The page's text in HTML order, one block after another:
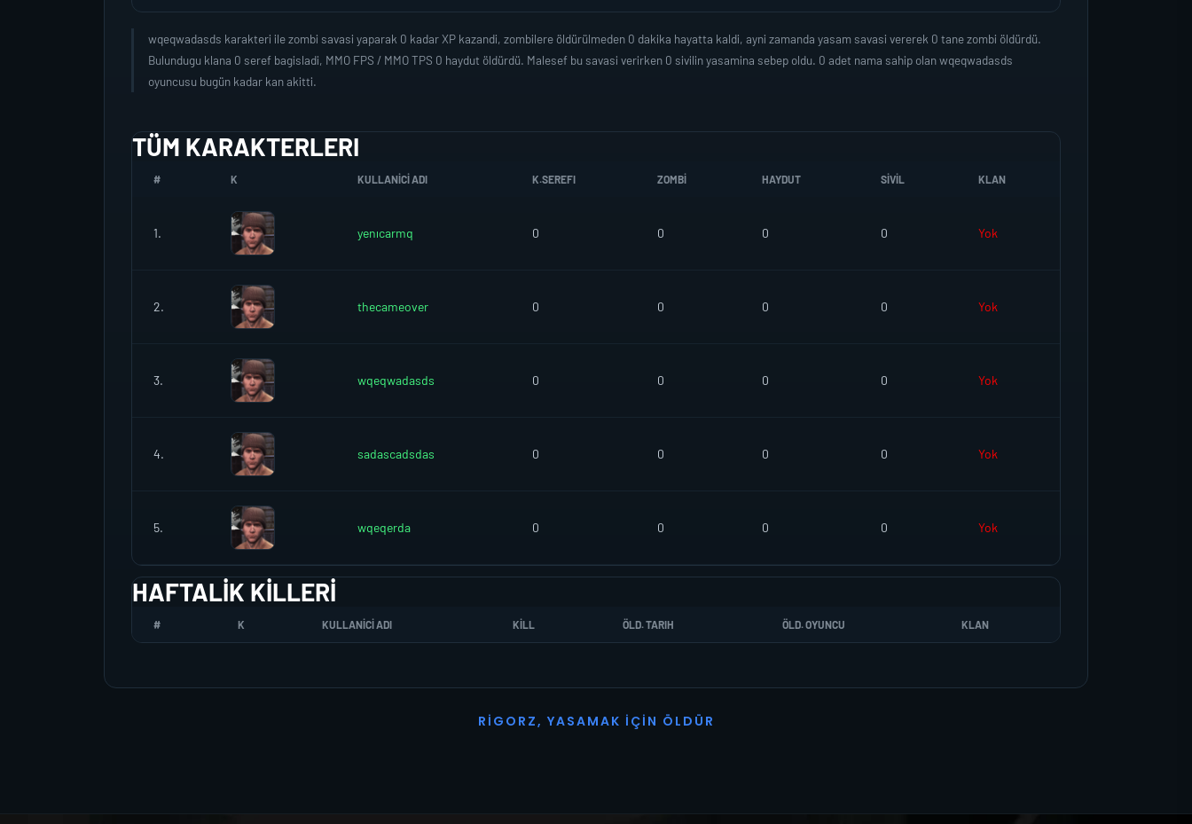
wqeqwadasds karakteri ile zombi savasi yaparak 0 kadar XP kazandi, zombilere öldürülmeden 0 dakika hayatta kaldi, ayni zamanda yasam savasi vererek 0 tane zombi öldürdü.
Bulundugu klana 0 seref bagisladi, MMO FPS / MMO TPS 0 haydut öldürdü. Malesef bu savasi verirken 0 sivilin yasamina sebep oldu. 0 adet nama sahip olan wqeqwadasds
oyuncusu bugün kadar kan akitti.
TÜM KARAKTERLERI
# K KULLANICI ADI K.SEREFI ZOMBI HAYDUT SIVIL KLAN
1. yenıcarmq 0 0 0 0 Yok
2. thecameover 0 0 0 0 Yok
3. wqeqwadasds 0 0 0 0 Yok
4. sadascadsdas 0 0 0 0 Yok
5. wqeqerda 0 0 0 0 Yok
HAFTALIK KILLERI
# K KULLANICI ADI KILL ÖLD. TARIH ÖLD. OYUNCU KLAN
R I G O R Z, YASAMAK İ ÇI N Ö L D Ü R